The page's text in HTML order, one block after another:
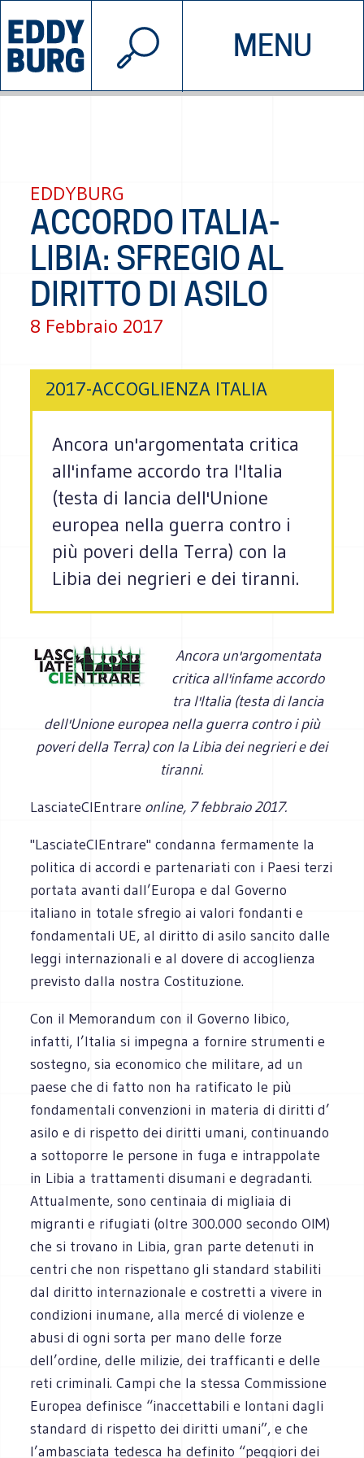
MENU
INIZIATIVE CHI SIAMO
© 2026 EDDYBURG
EDDYBURG
ACCORDO ITALIA-
LIBIA: SFREGIO AL
DIRITTO DI ASILO
8 Febbraio 2017
2017-ACCOGLIENZA ITALIA
Ancora un'argomentata critica
all'infame accordo tra l'Italia
(testa di lancia dell'Unione
europea nella guerra contro i
più poveri della Terra) con la
Libia dei negrieri e dei tiranni.
Ancora un'argomentata
critica all'infame accordo
tra l'Italia (testa di lancia
dell'Unione europea nella guerra contro i più
poveri della Terra) con la Libia dei negrieri e dei
tiranni.
LasciateCIEntrare online, 7 febbraio 2017.
"LasciateCIEntrare" condanna fermamente la
politica di accordi e partenariati con i Paesi terzi
portata avanti dall’Europa e dal Governo
italiano in totale sfregio ai valori fondanti e
fondamentali UE, al diritto di asilo sancito dalle
leggi internazionali e al dovere di accoglienza
previsto dalla nostra Costituzione.
Con il Memorandum con il Governo libico,
infatti, l’Italia si impegna a fornire strumenti e
sostegno, sia economico che militare, ad un
paese che di fatto non ha ratificato le più
fondamentali convenzioni in materia di diritti d’
asilo e di rispetto dei diritti umani, continuando
a sottoporre le persone in fuga e intrappolate
in Libia a trattamenti disumani e degradanti.
Attualmente, sono centinaia di migliaia di
migranti e rifugiati (oltre 300.000 secondo OIM)
che si trovano in Libia, gran parte detenuti in
centri che non rispettano gli standard stabiliti
dal diritto internazionale e costretti a vivere in
condizioni inumane, alla mercé di violenze e
abusi di ogni sorta per mano delle forze
dell’ordine, delle milizie, dei trafficanti e delle
reti criminali. Campi che la stessa Commissione
Europea definisce “inaccettabili e lontani dagli
standard di rispetto dei diritti umani”, e che
l’ambasciata tedesca ha definito “peggiori dei